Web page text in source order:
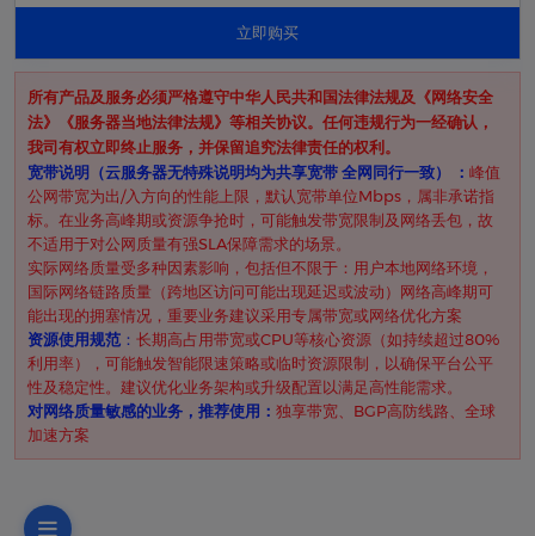
立即购买
所有产品及服务必须严格遵守中华人民共和国法律法规及《网络安全
法》《服务器当地法律法规》等相关协议。任何违规行为一经确认，
我司有权立即终止服务，并保留追究法律责任的权利。
​宽带说明（云服务器无特殊说明均为共享宽带 全网同行一致） ​： 峰值
公网带宽为出/入方向的性能上限，默认宽带单位Mbps，属非承诺指
标。在业务高峰期或资源争抢时，可能触发带宽限制及网络丢包，故
不适用于对公网质量有强SLA保障需求的场景。
实际网络质量受多种因素影响，包括但不限于：用户本地网络环境，
国际网络链路质量（跨地区访问可能出现延迟或波动）网络高峰期可
能出现的拥塞情况，重要业务建议采用专属带宽或网络优化方案
资源使用规范 ​： 长期高占用带宽或CPU等核心资源（如持续超过80%
利用率），可能触发智能限速策略或临时资源限制，以确保平台公平
性及稳定性。建议优化业务架构或升级配置以满足高性能需求。
对网络质量敏感的业务，推荐使用： 独享带宽、BGP高防线路、全球
加速方案